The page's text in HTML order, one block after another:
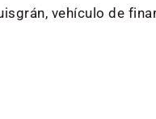
vehículo de